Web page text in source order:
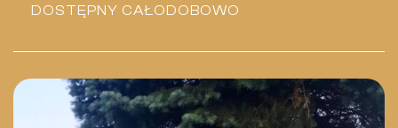
DOSTĘPNY CAŁODOBOWO